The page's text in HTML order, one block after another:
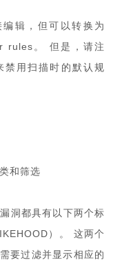
辑，但可以转换为
rules。 但是，请注
用扫描时的默认规
和筛选
洞都具有以下两个标
）。 这两个
要过滤并显示相应的